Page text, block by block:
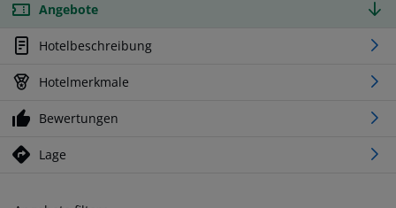
Angebote
Hotelbeschreibung
Hotelmerkmale
Bewertungen
Lage